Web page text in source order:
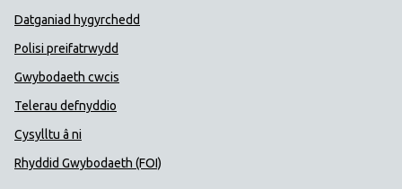
Datganiad hygyrchedd
Polisi preifatrwydd
Gwybodaeth cwcis
Telerau defnyddio
Cysylltu â ni
Rhyddid Gwybodaeth (FOI)